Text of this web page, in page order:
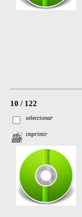
10 / 122
seleccionar
imprimir